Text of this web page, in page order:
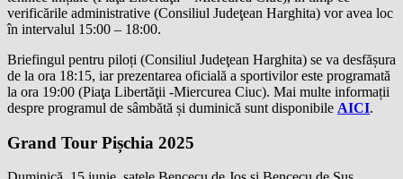
verificările administrative (Consiliul Judeţean Harghita) vor avea loc
în intervalul 15:00 – 18:00.
Briefingul pentru piloți (Consiliul Judeţean Harghita) se va desfășura
de la ora 18:15, iar prezentarea oficială a sportivilor este programată
la ora 19:00 (Piaţa Libertăţii -Miercurea Ciuc). Mai multe informații
despre programul de sâmbătă și duminică sunt disponibile AICI.
Grand Tour Pișchia 2025